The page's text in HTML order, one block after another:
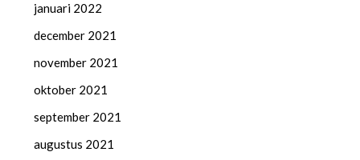
januari 2022
december 2021
november 2021
oktober 2021
september 2021
augustus 2021